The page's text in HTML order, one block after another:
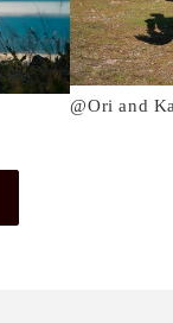
@Ori and